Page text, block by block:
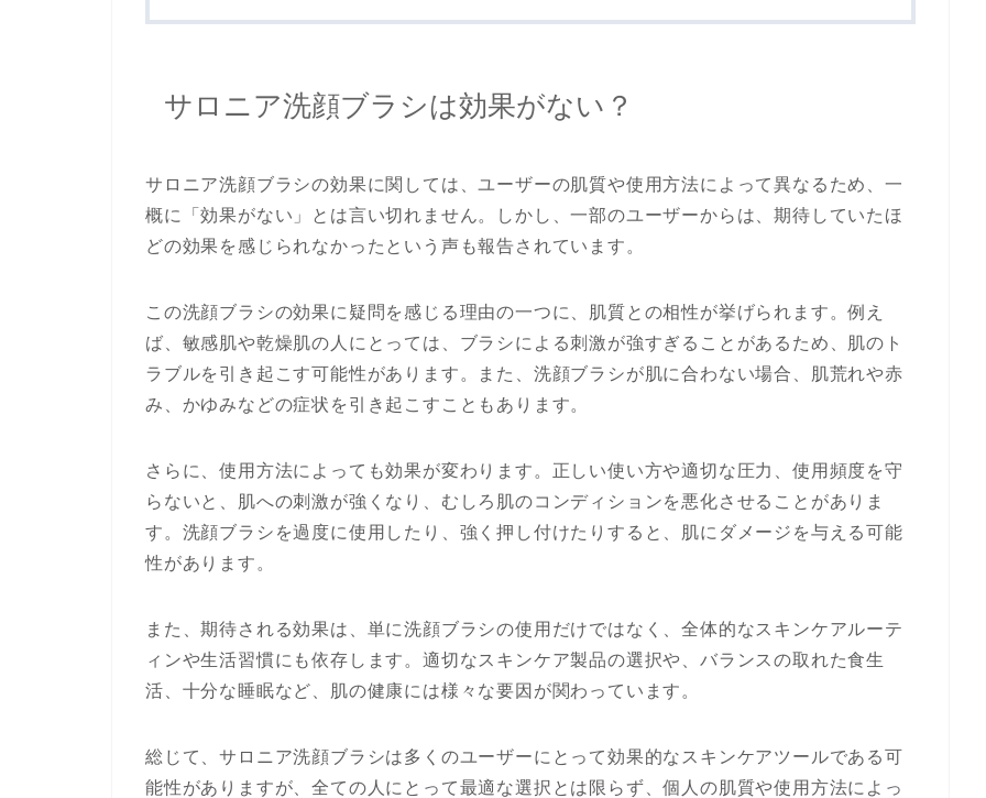
サロニア洗顔ブラシは効果がない？
サロニア洗顔ブラシの効果に関しては、ユーザーの肌質や使用方法によって異なるため、一
概に「効果がない」とは言い切れません。しかし、一部のユーザーからは、期待していたほ
どの効果を感じられなかったという声も報告されています。
この洗顔ブラシの効果に疑問を感じる理由の一つに、肌質との相性が挙げられます。例え
ば、敏感肌や乾燥肌の人にとっては、ブラシによる刺激が強すぎることがあるため、肌のト
ラブルを引き起こす可能性があります。また、洗顔ブラシが肌に合わない場合、肌荒れや赤
み、かゆみなどの症状を引き起こすこともあります。
さらに、使用方法によっても効果が変わります。正しい使い方や適切な圧力、使用頻度を守
らないと、肌への刺激が強くなり、むしろ肌のコンディションを悪化させることがありま
す。洗顔ブラシを過度に使用したり、強く押し付けたりすると、肌にダメージを与える可能
性があります。
また、期待される効果は、単に洗顔ブラシの使用だけではなく、全体的なスキンケアルーテ
ィンや生活習慣にも依存します。適切なスキンケア製品の選択や、バランスの取れた食生
活、十分な睡眠など、肌の健康には様々な要因が関わっています。
総じて、サロニア洗顔ブラシは多くのユーザーにとって効果的なスキンケアツールである可
能性がありますが、全ての人にとって最適な選択とは限らず、個人の肌質や使用方法によっ